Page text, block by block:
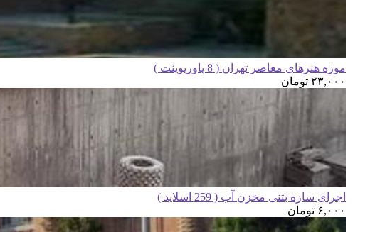
موزه هنرهای معاصر تهران ( 8 پاورپوینت )
۲۳,۰۰۰ تومان
اجرای سازه بتنی مخزن آب ( 259 اسلاید )
۶,۰۰۰ تومان